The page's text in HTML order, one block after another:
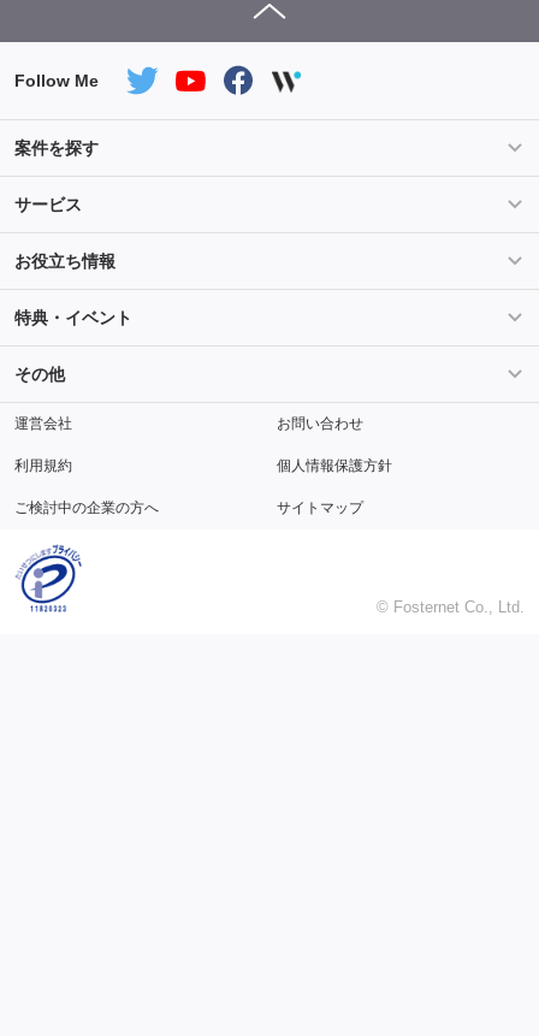
Follow Me
案件を探す
条件を指定して案件を探す
Salesforce案件特集 AWS案件特集
サービス
サービス紹介
ご登録から参画までの流れ フリーランスの声
お役立ち情報
ライフ
キャリア スキル・テクノロジー
特典・イベント
セミナー
その他
メディアパートナー 採用
運営会社 お問い合わせ
利用規約 個人情報保護方針
ご検討中の企業の方へ サイトマップ
© Fosternet Co., Ltd.